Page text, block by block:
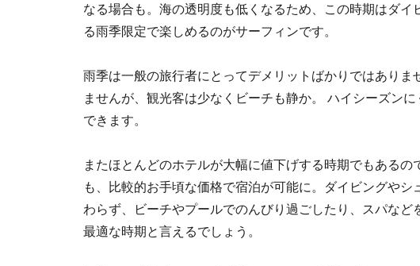
なる場合も。海の透明度も低くなるため、この時期はダ
る雨季限定で楽しめるのがサーフィンです。
雨季は一般の旅行者にとってデメリットばかりではあり
ませんが、観光客は少なくビーチも静か。 ハイシーズン
できます。
またほとんどのホテルが大幅に値下げする時期でもある
も、比較的お手頃な価格で宿泊が可能に。ダイビングや
わらず、ビーチやプールでのんびり過ごしたり、スパな
最適な時期と言えるでしょう。